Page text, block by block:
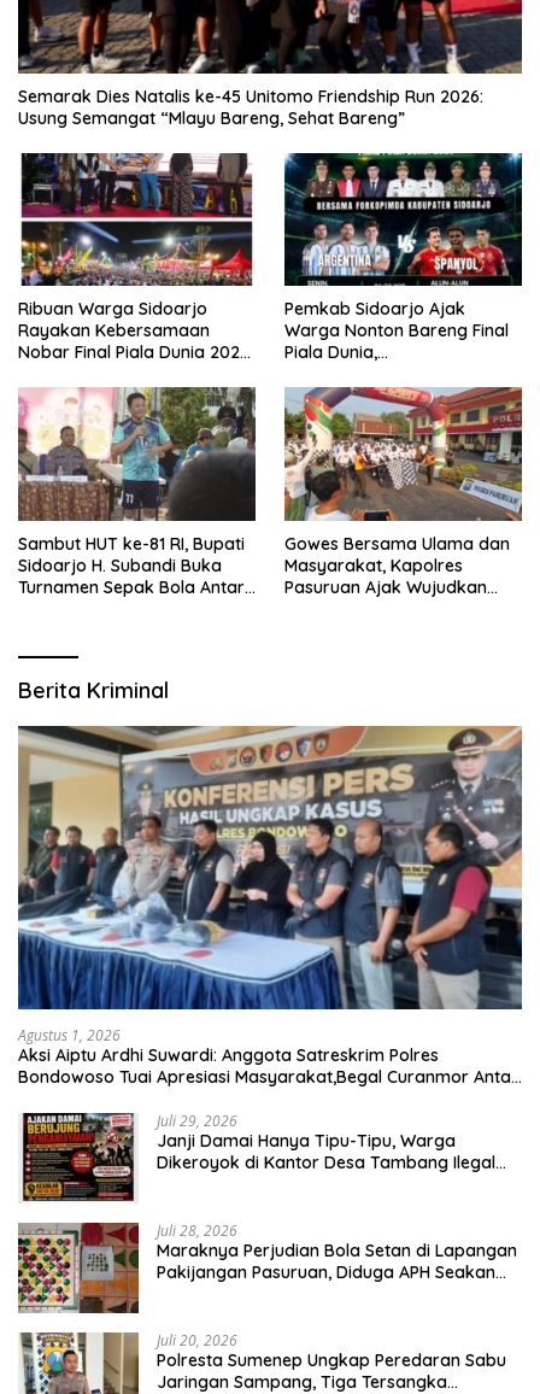
Semarak Dies Natalis ke-45 Unitomo Friendship Run 2026:
Usung Semangat “Mlayu Bareng, Sehat Bareng”
Ribuan Warga Sidoarjo
Rayakan Kebersamaan
Nobar Final Piala Dunia 2026
Forkopimda
Pemkab Sidoarjo Ajak
Warga Nonton Bareng Final
Piala Dunia,
Sambut HUT ke-81 RI, Bupati
Sidoarjo H. Subandi Buka
Turnamen Sepak Bola Antar
Gowes Bersama Ulama dan
Masyarakat, Kapolres
Pasuruan Ajak Wujudkan
Berita Kriminal
Agustus 1, 2026
Aksi Aiptu Ardhi Suwardi: Anggota Satreskrim Polres
Bondowoso Tuai Apresiasi Masyarakat,Begal Curanmor Antar
Juli 29, 2026
Janji Damai Hanya Tipu-Tipu, Warga
Dikeroyok di Kantor Desa Tambang Ilegal
Juli 28, 2026
Maraknya Perjudian Bola Setan di Lapangan
Pakijangan Pasuruan, Diduga APH Seakan
Juli 20, 2026
Polresta Sumenep Ungkap Peredaran Sabu
Jaringan Sampang, Tiga Tersangka